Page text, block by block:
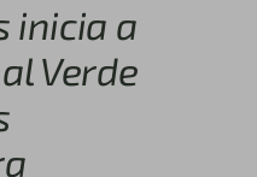
inicia a
Verde